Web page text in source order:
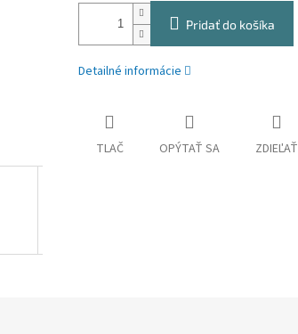
Pridať do košíka
Detailné informácie
TLAČ OPÝTAŤ SA ZDIEĽAŤ